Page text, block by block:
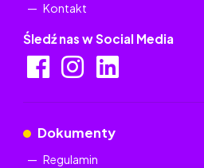
Kontakt
Śledź nas w Social Media
Dokumenty
Regulamin